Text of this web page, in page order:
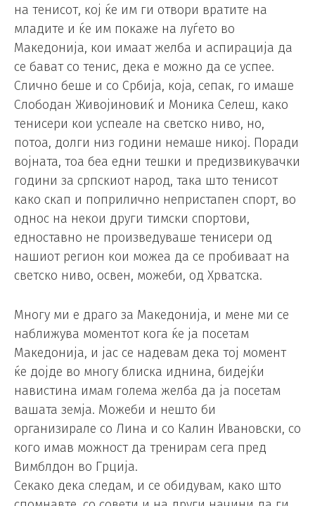
на тенисот, кој ќе им ги отвори вратите на
младите и ќе им покаже на луѓето во
Македонија, кои имаат желба и аспирација да
се бават со тенис, дека е можно да се успее.
Слично беше и со Србија, која, сепак, го имаше
Слободан Живојиновиќ и Моника Селеш, како
тенисери кои успеале на светско ниво, но,
потоа, долги низ години немаше никој. Поради
војната, тоа беа едни тешки и предизвикувачки
години за српскиот народ, така што тенисот
како скап и поприлично непристапен спорт, во
однос на некои други тимски спортови,
едноставно не произведуваше тенисери од
нашиот регион кои можеа да се пробиваат на
светско ниво, освен, можеби, од Хрватска.
Многу ми е драго за Македонија, и мене ми се
наближува моментот кога ќе ја посетам
Македонија, и јас се надевам дека тој момент
ќе дојде во многу блиска иднина, бидејќи
навистина имам голема желба да ја посетам
вашата земја. Можеби и нешто би
организирале со Лина и со Калин Ивановски, со
кого имав можност да тренирам сега пред
Вимблдон во Грција.
Секако дека следам, и се обидувам, како што